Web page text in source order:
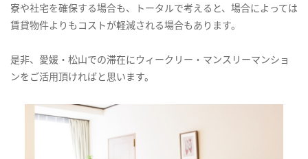
寮や社宅を確保する場合も、トータルで考えると、場合によっては
賃貸物件よりもコストが軽減される場合もあります。
是非、愛媛・松山での滞在にウィークリー・マンスリーマンショ
ンをご活用頂ければと思います。